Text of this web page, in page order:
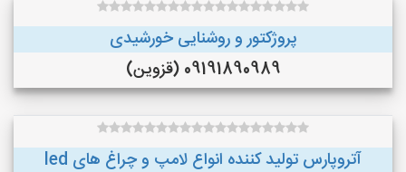
پروژکتور و روشنایی خورشیدی
09191890989 (قزوین)
آتروپارس تولید کننده انواع لامپ و چراغ های led